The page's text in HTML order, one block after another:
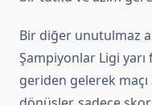
Bir diğer unutulmaz
Şampiyonlar Ligi yarı
geriden gelerek